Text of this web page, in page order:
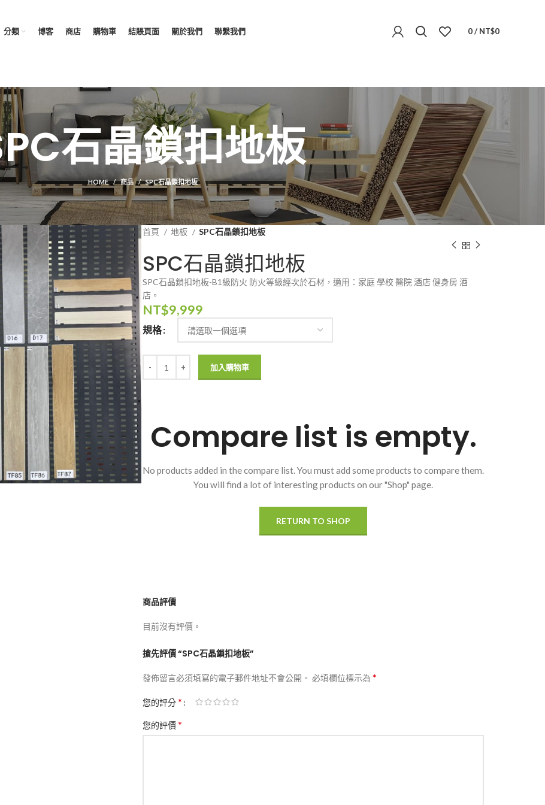
分類 博客 商店 購物車 結賬頁面 關於我們 聯繫我們 0/ NT$0
石晶鎖扣地板
HOME 商品 SPC石晶鎖扣地板
首頁 地板 SPC石晶鎖扣地板
SPC石晶鎖扣地板
SPC石晶鎖扣地板-B1級防火 防火等級經次於石材，適用：家庭 學校 醫院 酒店 健身房 酒
店。
NT$9,999
規格
加入購物車
Compare list is empty.
No products added in the compare list. You must add some products to compare them.
You will find a lot of interesting products on our "Shop" page.
RETURN TO SHOP
商品評價
目前沒有評價。
搶先評價 “SPC石晶鎖扣地板”
發佈留言必須填寫的電子郵件地址不會公開。 必填欄位標示為 *
您的評分*
您的評價*